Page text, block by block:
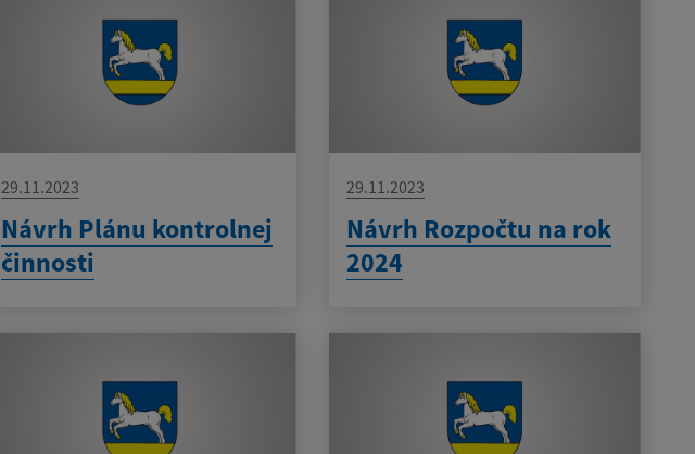
29.11.2023
Návrh Plánu kontrolnej
činnosti
29.11.2023
Návrh Rozpočtu na rok
2024